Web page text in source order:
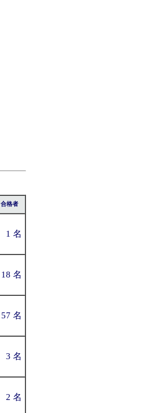
合格者
1 名
18 名
57 名
3 名
2 名